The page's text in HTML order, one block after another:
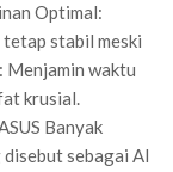
Optimal:
stabil meski
waktu
krusial.
Banyak
sebagai AI